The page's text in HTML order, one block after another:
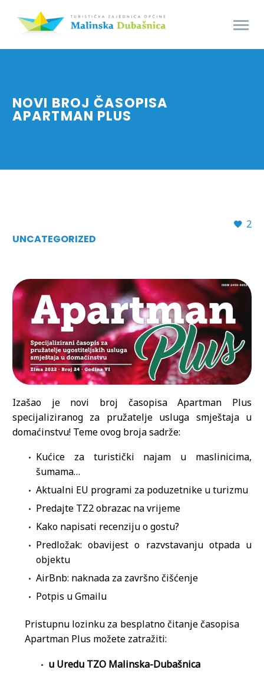
NOVI BROJ ČASOPISA
APARTMAN PLUS
2
UNCATEGORIZED
Izašao je novi broj časopisa Apartman Plus
specijaliziranog za pružatelje usluga smještaja u
domaćinstvu! Teme ovog broja sadrže:
Kućice za turistički najam u maslinicima,
šumama…
Aktualni EU programi za poduzetnike u turizmu
Predajte TZ2 obrazac na vrijeme
Kako napisati recenziju o gostu?
Predložak: obavijest o razvstavanju otpada u
objektu
AirBnb: naknada za završno čišćenje
Potpis u Gmailu
Pristupnu lozinku za besplatno čitanje časopisa
Apartman Plus možete zatražiti:
u Uredu TZO Malinska-Dubašnica